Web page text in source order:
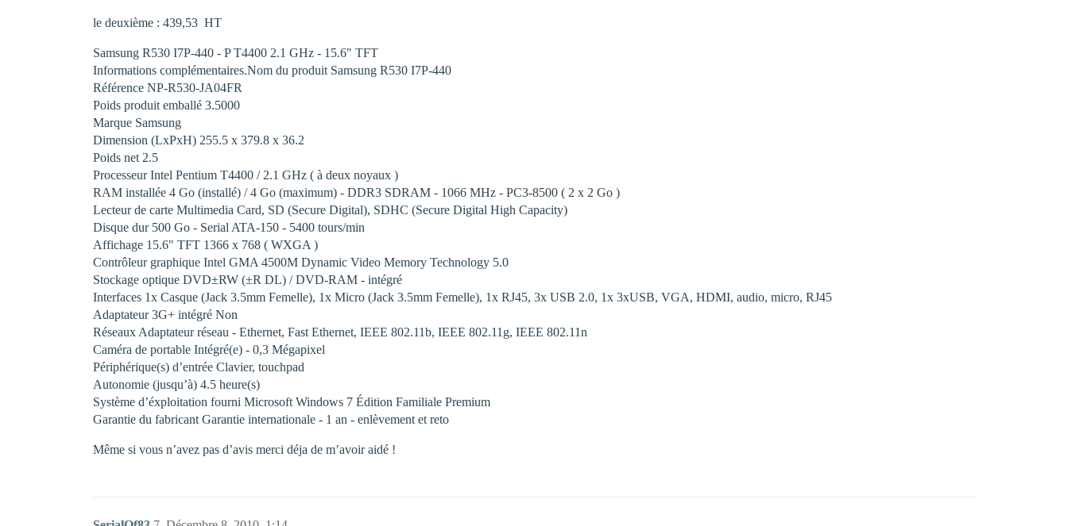
le deuxième : 439,53  HT
Samsung R530 I7P-440 - P T4400 2.1 GHz - 15.6" TFT
Informations complémentaires.Nom du produit Samsung R530 I7P-440
Référence NP-R530-JA04FR
Poids produit emballé 3.5000
Marque Samsung
Dimension (LxPxH) 255.5 x 379.8 x 36.2
Poids net 2.5
Processeur Intel Pentium T4400 / 2.1 GHz ( à deux noyaux )
RAM installée 4 Go (installé) / 4 Go (maximum) - DDR3 SDRAM - 1066 MHz - PC3-8500 ( 2 x 2 Go )
Lecteur de carte Multimedia Card, SD (Secure Digital), SDHC (Secure Digital High Capacity)
Disque dur 500 Go - Serial ATA-150 - 5400 tours/min
Affichage 15.6" TFT 1366 x 768 ( WXGA )
Contrôleur graphique Intel GMA 4500M Dynamic Video Memory Technology 5.0
Stockage optique DVD±RW (±R DL) / DVD-RAM - intégré
Interfaces 1x Casque (Jack 3.5mm Femelle), 1x Micro (Jack 3.5mm Femelle), 1x RJ45, 3x USB 2.0, 1x 3xUSB, VGA, HDMI, audio, micro, RJ45
Adaptateur 3G+ intégré Non
Réseaux Adaptateur réseau - Ethernet, Fast Ethernet, IEEE 802.11b, IEEE 802.11g, IEEE 802.11n
Caméra de portable Intégré(e) - 0,3 Mégapixel
Périphérique(s) d’entrée Clavier, touchpad
Autonomie (jusqu’à) 4.5 heure(s)
Système d’éxploitation fourni Microsoft Windows 7 Édition Familiale Premium
Garantie du fabricant Garantie internationale - 1 an - enlèvement et reto
Même si vous n’avez pas d’avis merci déja de m’avoir aidé !